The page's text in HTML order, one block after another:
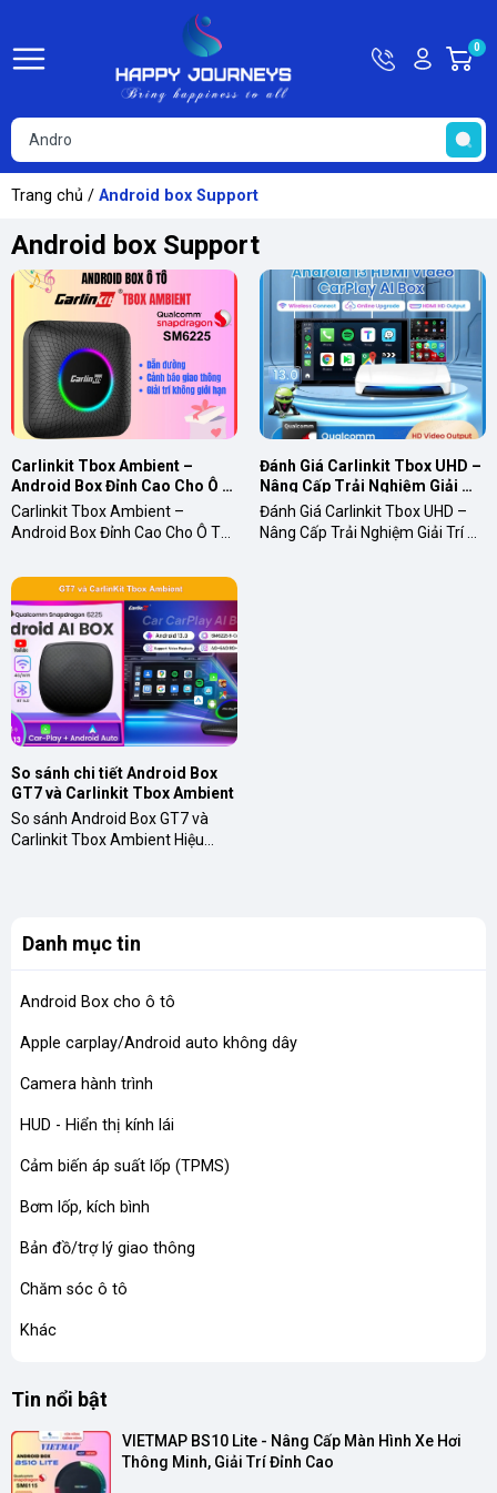
HotlineTài
khoản
Khách
0
Trang chủ / Android box Support
Android box Support
Carlinkit Tbox Ambient –
Android Box Đỉnh Cao Cho Ô
Tô, Trải Nghiệm Giải Trí
Không Giới Hạn
Carlinkit Tbox Ambient –
Android Box Đỉnh Cao Cho Ô Tô,
Hạn Biến Màn Hình Ô Tô Thành
Trung Tâm Giải Trí Hiện Đại ...
Đánh Giá Carlinkit Tbox UHD –
Nâng Cấp Trải Nghiệm Giải
Trí Ô Tô Lên Một Tầm Cao Mới
Đánh Giá Carlinkit Tbox UHD –
Nâng Cấp Trải Nghiệm Giải Trí Ô
So sánh chi tiết Android Box
GT7 và Carlinkit Tbox Ambient
So sánh Android Box GT7 và
Carlinkit Tbox Ambient Hiệu
Danh mục tin
Android Box cho ô tô
Apple carplay/Android auto không dây
Camera hành trình
HUD - Hiển thị kính lái
Cảm biến áp suất lốp (TPMS)
Bơm lốp, kích bình
Bản đồ/trợ lý giao thông
Chăm sóc ô tô
Khác
Tin nổi bật
VIETMAP BS10 Lite - Nâng Cấp Màn Hình Xe Hơi
Thông Minh, Giải Trí Đỉnh Cao